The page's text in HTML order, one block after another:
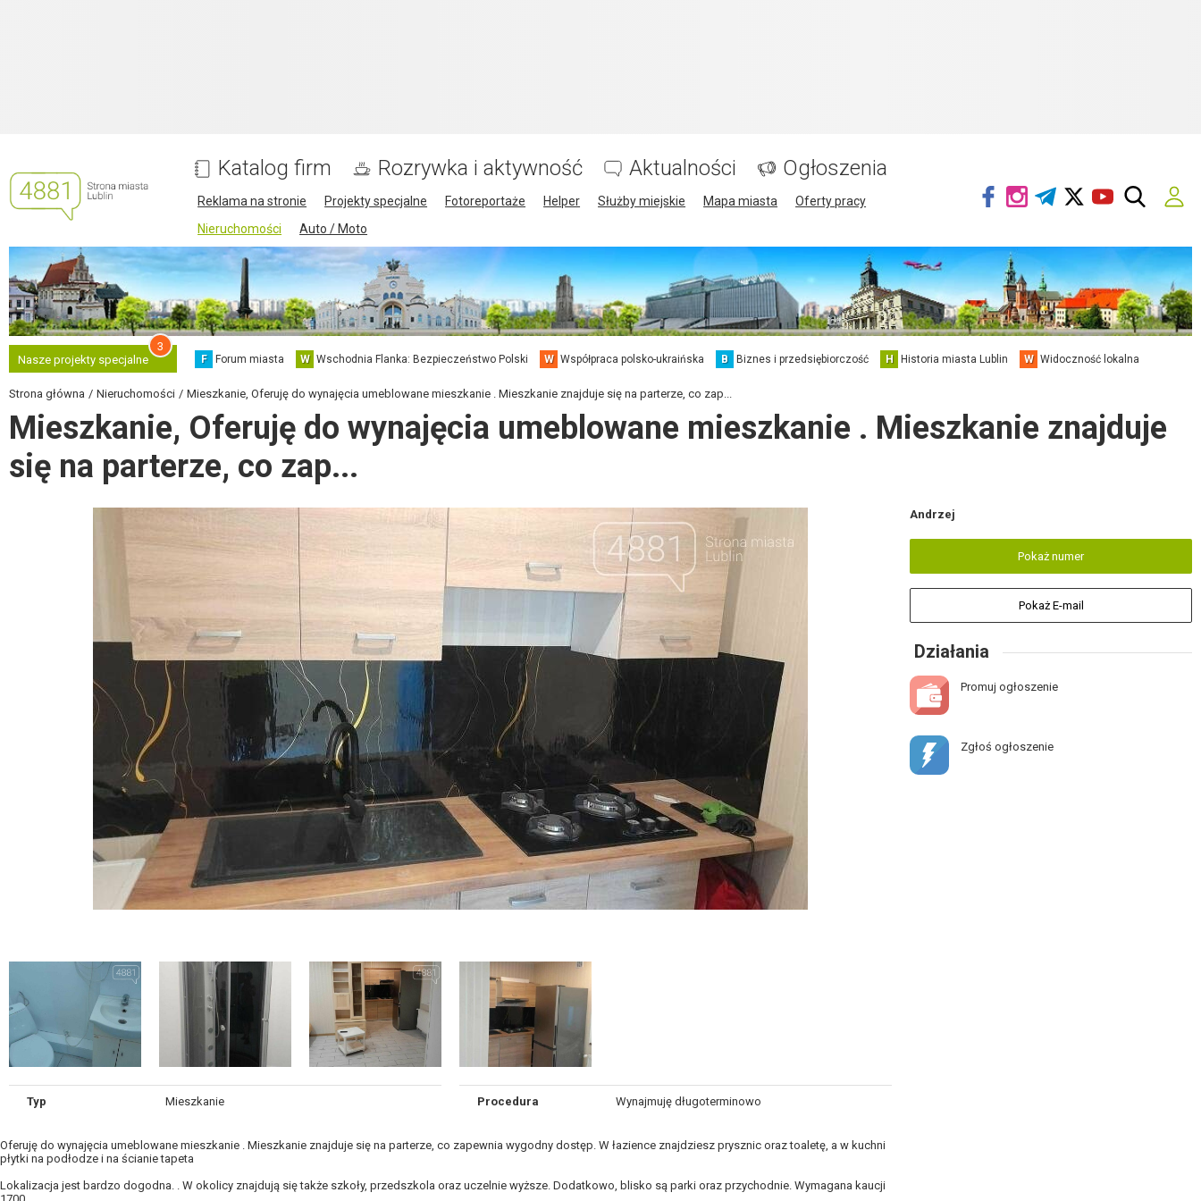
Katalog firm Rozrywka i aktywność Aktualności Ogłoszenia
Reklama na stronie Projekty specjalne Fotoreportaże Helper Służby miejskie Mapa miasta
Oferty pracy
Nieruchomości
Auto / Moto
Nasze projekty specjalne
3
F Forum miasta W Wschodnia Flanka: Bezpieczeństwo Polski W Współpraca polsko-ukraińska B Biznes i przedsiębiorczość H Historia miasta Lublin W Widoczność lokalna
Strona główna Nieruchomości Mieszkanie, Oferuję do wynajęcia umeblowane mieszkanie . Mieszkanie znajduje się na parterze, co zap...
Mieszkanie, Oferuję do wynajęcia umeblowane mieszkanie . Mieszkanie znajduje
się na parterze, co zap...
Typ Mieszkanie Procedura Wynajmuję długoterminowo
Oferuję do wynajęcia umeblowane mieszkanie . Mieszkanie znajduje się na parterze, co zapewnia wygodny dostęp. W łazience znajdziesz prysznic oraz toaletę, a w kuchni
płytki na podłodze i na ścianie tapeta
Lokalizacja jest bardzo dogodna. . W okolicy znajdują się także szkoły, przedszkola oraz uczelnie wyższe. Dodatkowo, blisko są parki oraz przychodnie. Wymagana kaucji
Andrzej
Pokaż numer
Pokaż E-mail
Działania
Promuj ogłoszenie
Zgłoś ogłoszenie